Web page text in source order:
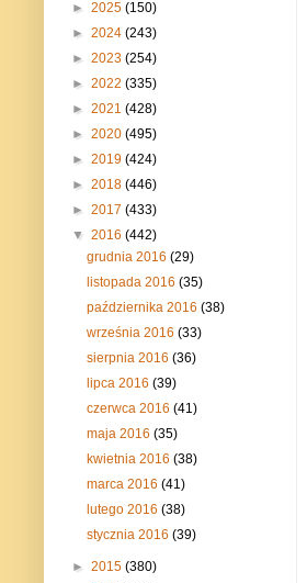
► 2025 (150)
► 2024 (243)
► 2023 (254)
► 2022 (335)
► 2021 (428)
► 2020 (495)
► 2019 (424)
► 2018 (446)
► 2017 (433)
▼ 2016 (442)
grudnia 2016(29)
listopada 2016(35)
października 2016(38)
września 2016(33)
sierpnia 2016(36)
lipca 2016(39)
czerwca 2016(41)
maja 2016(35)
kwietnia 2016(38)
marca 2016(41)
lutego 2016(38)
stycznia 2016(39)
► 2015 (380)